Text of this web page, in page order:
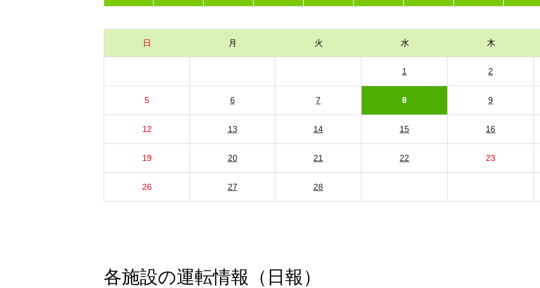
日 月 火 水 木
1 2
5 6 7 8 9
12 13 14 15 16
19 20 21 22 23
26 27 28
各施設の運転情報（日報）